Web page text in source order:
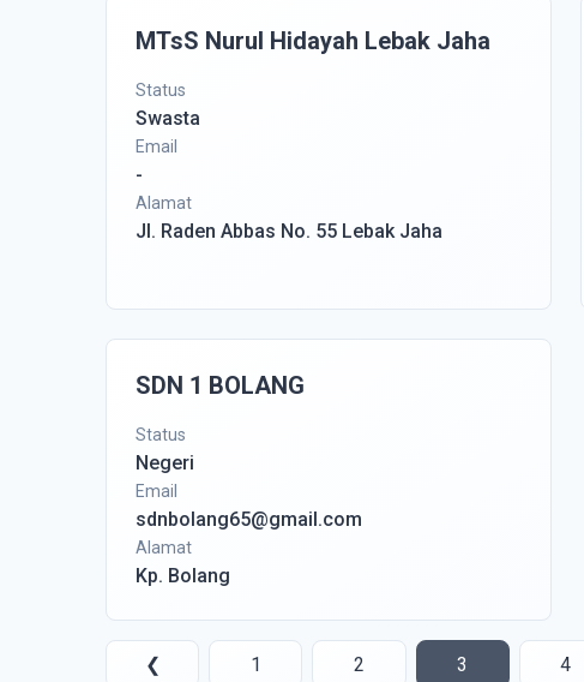
MTsS Nurul Hidayah Lebak Jaha
Status
Swasta
Email
-
Alamat
Jl. Raden Abbas No. 55 Lebak Jaha
SDN 1 BOLANG
Status
Negeri
Email
sdnbolang65@gmail.com
Alamat
Kp. Bolang
❮ 1 2 3 4